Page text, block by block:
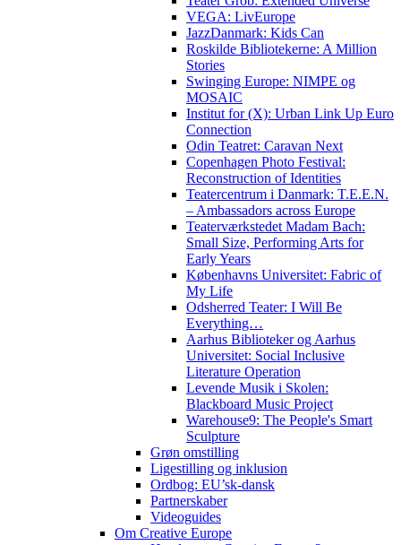
VEGA: LivEurope
JazzDanmark: Kids Can
Roskilde Bibliotekerne: A Million
Stories
Swinging Europe: NIMPE og
MOSAIC
Institut for (X): Urban Link Up Euro
Connection
Odin Teatret: Caravan Next
Copenhagen Photo Festival:
Reconstruction of Identities
Teatercentrum i Danmark: T.E.E.N.
– Ambassadors across Europe
Teaterværkstedet Madam Bach:
Small Size, Performing Arts for
Early Years
Københavns Universitet: Fabric of
My Life
Odsherred Teater: I Will Be
Everything…
Aarhus Biblioteker og Aarhus
Universitet: Social Inclusive
Literature Operation
Levende Musik i Skolen:
Blackboard Music Project
Warehouse9: The People's Smart
Sculpture
Grøn omstilling
Ligestilling og inklusion
Ordbog: EU’sk-dansk
Partnerskaber
Videoguides
Om Creative Europe